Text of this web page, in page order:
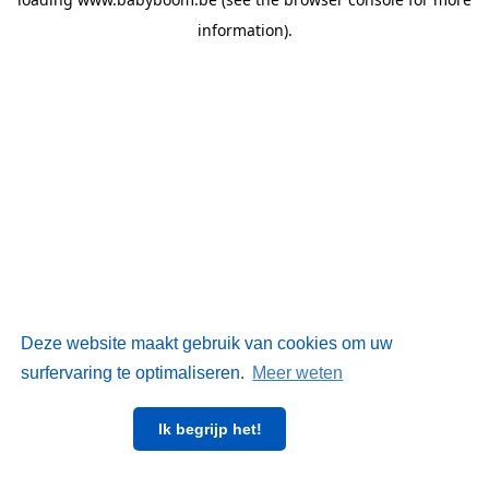
Deze website maakt gebruik van cookies om uw
surfervaring te optimaliseren. Meer weten
Ik begrijp het!
information).